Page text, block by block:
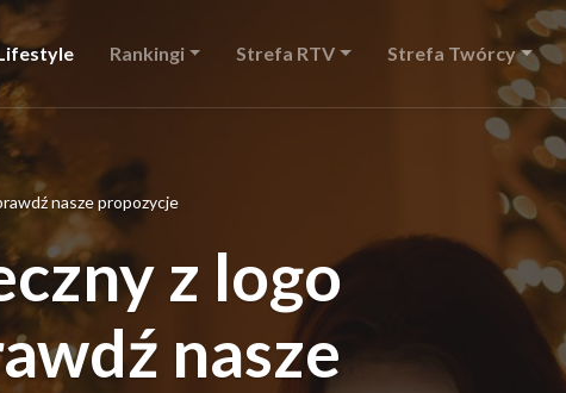
Rankingi Strefa RTV Strefa Twórcy
nasze propozycje
z logo
nasze